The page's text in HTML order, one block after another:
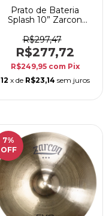
Prato de Bateria
Splash 10” Zarcon
Bronze B20
R$297,47
R$277,72
R$249,95 com Pix
12 x de R$23,14 sem juros
7%
OFF